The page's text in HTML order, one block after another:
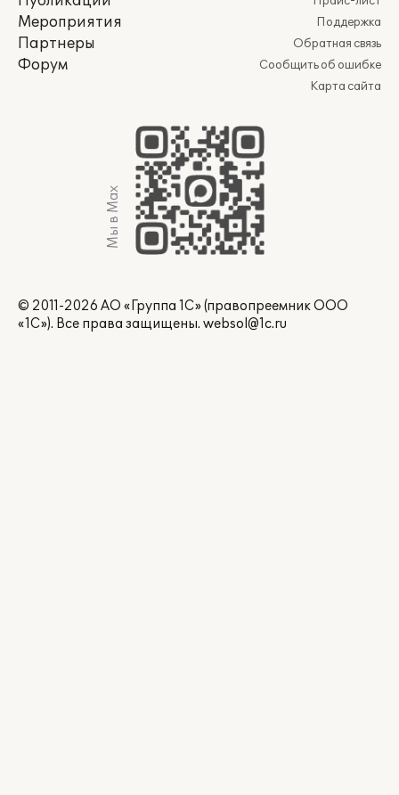
Мероприятия
Партнеры
Форум
Поддержка
Обратная связь
Сообщить об ошибке
Карта сайта
Мы в Max
© 2011-2026 АО «Группа 1С» (правопреемник ООО
«1С»). Все права защищены. websol@1c.ru